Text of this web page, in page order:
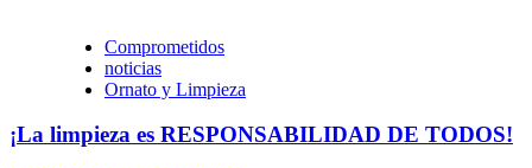
Comprometidos
noticias
Ornato y Limpieza
¡La limpieza es RESPONSABILIDAD DE TODOS!